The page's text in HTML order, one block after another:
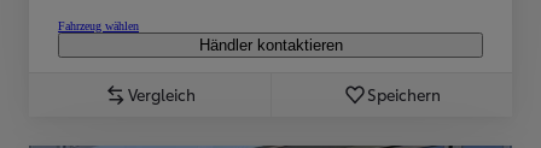
Fahrzeug wählen
Händler kontaktieren
Vergleich Speichern